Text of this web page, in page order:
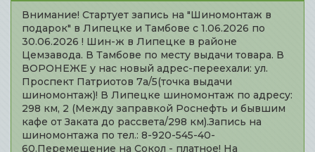
Внимание! Стартует запись на "Шиномонтаж в
подарок" в Липецке и Тамбове с 1.06.2026 по
30.06.2026 ! Шин-ж в Липецке в районе
Цемзавода. В Тамбове по месту выдачи товара. В
ВОРОНЕЖЕ у нас новый адрес-переехали: ул.
Проспект Патриотов 7а/5(точка выдачи
шиномонтаж)! В Липецке шиномонтаж по адресу:
298 км, 2 (Между заправкой Роснефть и бывшим
кафе от Заката до рассвета/298 км).Запись на
шиномонтажа по тел.: 8-920-545-40-
60.Перемещение на Сокол - платное! На